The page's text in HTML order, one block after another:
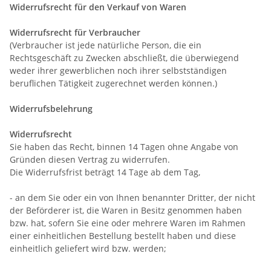
Widerrufsrecht für den Verkauf von Waren
Widerrufsrecht für Verbraucher
(Verbraucher ist jede natürliche Person, die ein
Rechtsgeschäft zu Zwecken abschließt, die überwiegend
weder ihrer gewerblichen noch ihrer selbstständigen
beruflichen Tätigkeit zugerechnet werden können.)
Widerrufsbelehrung
Widerrufsrecht
Sie haben das Recht, binnen 14 Tagen ohne Angabe von
Gründen diesen Vertrag zu widerrufen.
Die Widerrufsfrist beträgt 14 Tage ab dem Tag,
- an dem Sie oder ein von Ihnen benannter Dritter, der nicht
der Beförderer ist, die Waren in Besitz genommen haben
bzw. hat, sofern Sie eine oder mehrere Waren im Rahmen
einer einheitlichen Bestellung bestellt haben und diese
einheitlich geliefert wird bzw. werden;